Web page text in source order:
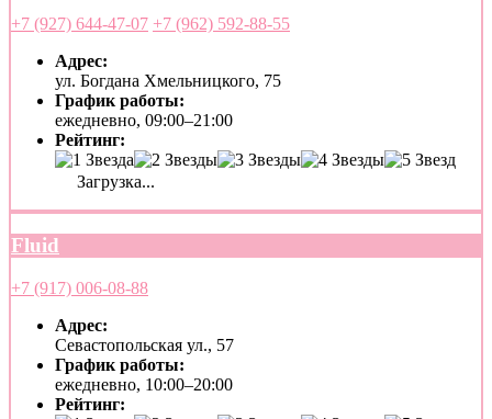
+7 (927) 644-47-07 +7 (962) 592-88-55
Адрес:
ул. Богдана Хмельницкого, 75
График работы:
ежедневно, 09:00–21:00
Рейтинг:
Загрузка...
Fluid
+7 (917) 006-08-88
Адрес:
Севастопольская ул., 57
График работы:
ежедневно, 10:00–20:00
Рейтинг: